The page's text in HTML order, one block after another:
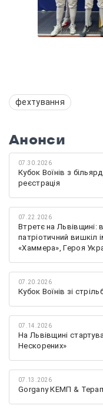
фехтування
Анонси
07.30.2026
Кубок Воїнів з
реєстрація
07.22.2026
Втретє на Львівщині:
патріотичний вишкіл
«Хаммера», Героя
07.20.2026
Кубок Воїнів зі
07.14.2026
На Львівщині
Нескорених»
07.13.2026
Gorgany КЕМП &